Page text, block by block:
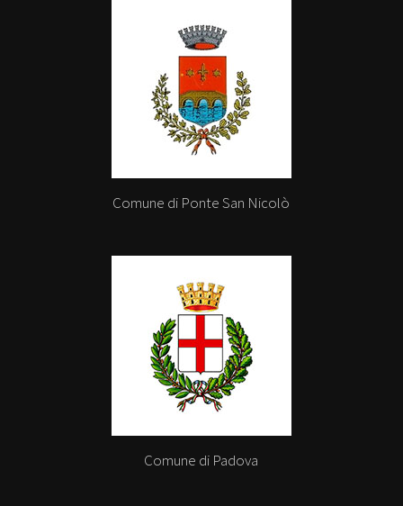
Comune di Ponte San Nicolò
Comune di Padova